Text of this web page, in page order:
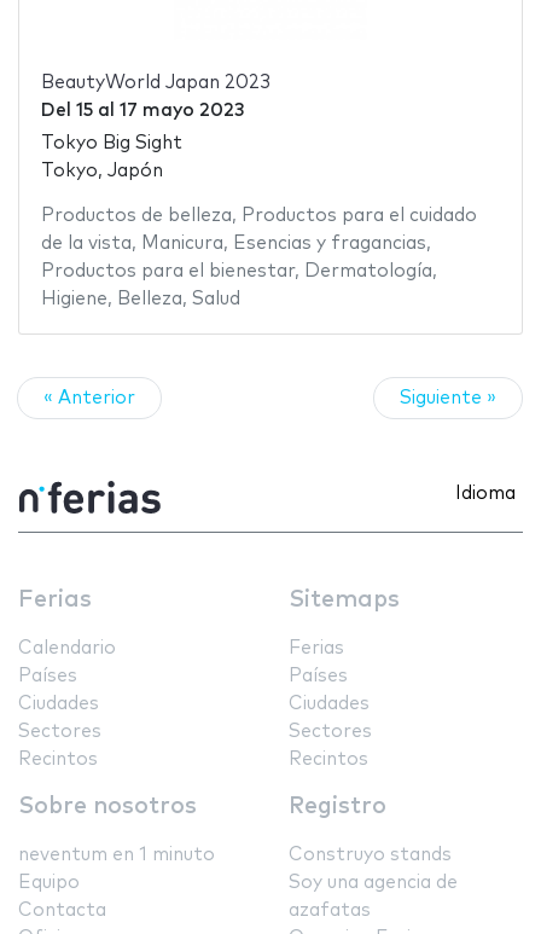
BeautyWorld Japan 2023
Del 15al 17 mayo 2023
Tokyo Big Sight
Tokyo, Japón
Productos de belleza, Productos para el cuidado
de la vista, Manicura, Esencias y fragancias,
Productos para el bienestar, Dermatología,
Higiene, Belleza, Salud
« Anterior Siguiente »
Idioma
Ferias
Calendario
Países
Ciudades
Sectores
Recintos
Sitemaps
Ferias
Países
Ciudades
Sectores
Recintos
Sobre nosotros
neventum en 1 minuto
Equipo
Contacta
Registro
Construyo stands
Soy una agencia de
azafatas